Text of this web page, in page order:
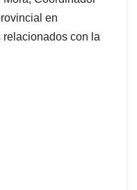
en
con la